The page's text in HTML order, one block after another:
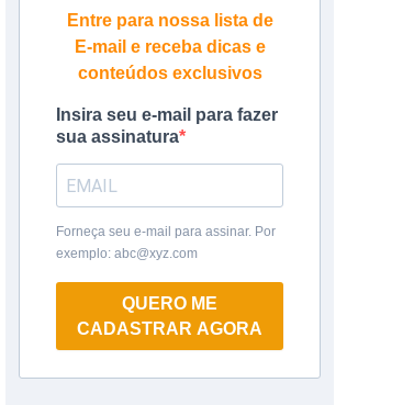
Entre para nossa lista de
E-mail e receba dicas e
conteúdos exclusivos
Insira seu e-mail para fazer
sua assinatura
Forneça seu e-mail para assinar. Por
exemplo: abc@xyz.com
QUERO ME
CADASTRAR AGORA